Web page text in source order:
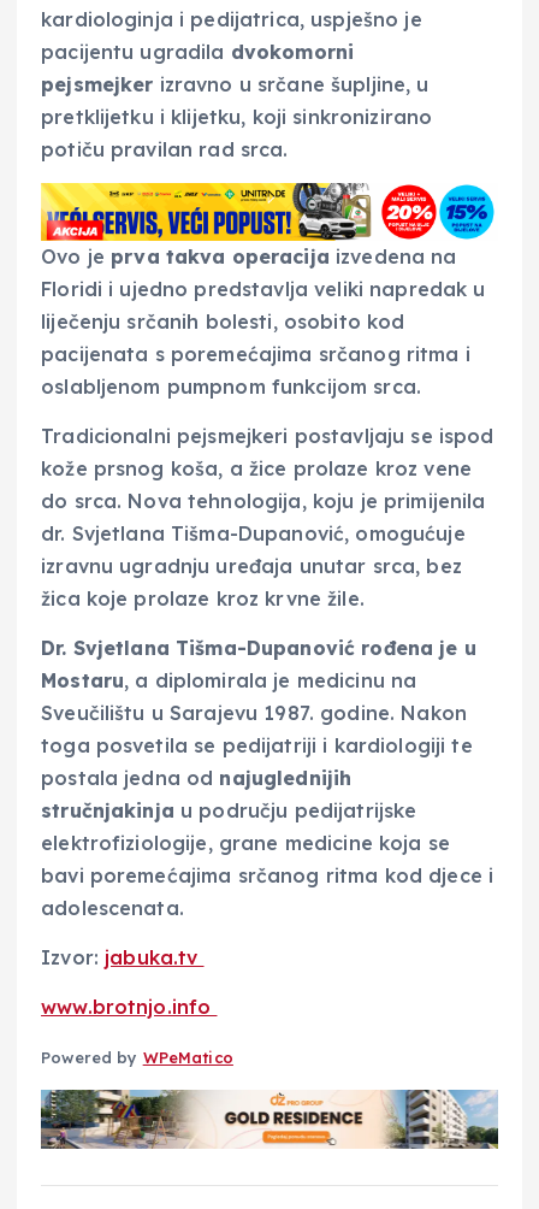
kardiologinja i pedijatrica, uspješno je
pacijentu ugradila dvokomorni
pejsmejker izravno u srčane šupljine, u
pretklijetku i klijetku, koji sinkronizirano
potiču pravilan rad srca.
Ovo je prva takva operacija izvedena na
Floridi i ujedno predstavlja veliki napredak u
liječenju srčanih bolesti, osobito kod
pacijenata s poremećajima srčanog ritma i
oslabljenom pumpnom funkcijom srca.
Tradicionalni pejsmejkeri postavljaju se ispod
kože prsnog koša, a žice prolaze kroz vene
do srca. Nova tehnologija, koju je primijenila
dr. Svjetlana Tišma-Dupanović, omogućuje
izravnu ugradnju uređaja unutar srca, bez
žica koje prolaze kroz krvne žile.
Dr. Svjetlana Tišma-Dupanović rođena je u
Mostaru, a diplomirala je medicinu na
Sveučilištu u Sarajevu 1987. godine. Nakon
toga posvetila se pedijatriji i kardiologiji te
postala jedna od najuglednijih
stručnjakinja u području pedijatrijske
elektrofiziologije, grane medicine koja se
bavi poremećajima srčanog ritma kod djece i
adolescenata.
Izvor: jabuka.tv
www.brotnjo.info
Powered by WPeMatico